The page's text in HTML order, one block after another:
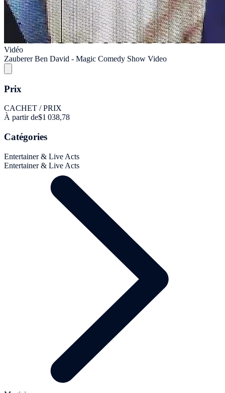
Vidéo
Zauberer Ben David - Magic Comedy Show Video
Prix
CACHET / PRIX
À partir de$1 038,78
Catégories
Entertainer & Live Acts
Entertainer & Live Acts